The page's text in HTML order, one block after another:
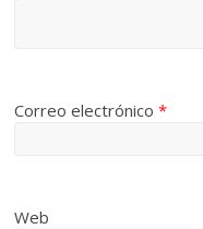
Correo electrónico*
Web